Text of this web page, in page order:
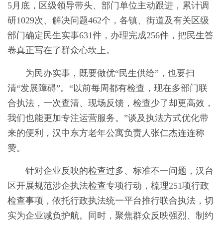
5月底，区级领导带头、部门单位主动跟进，累计调
研1029次、解决问题462个，各镇、街道及有关区级
部门确定民生实事631件，办理完成256件，把民生答
卷真正写在了群众心坎上。
为民办实事，既要做优“民生供给”，也要扫
清“发展障碍”。“以前每周都有检查，现在多部门联
合执法，一次查清、现场反馈，检查少了却更高效，
我们也能更加专注运营服务。”谈及执法方式优化带
来的便利，汉中东方老年公寓负责人张仁杰连连称
赞。
针对企业反映的检查过多、标准不一问题，汉台
区开展规范涉企执法检查专项行动，梳理251项行政
检查事项，依托行政执法统一平台推行联合执法，切
实为企业减负护航。同时，聚焦群众反映强烈、制约